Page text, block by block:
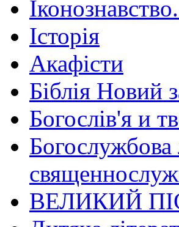
Історія
Акафісти
Біблія Новий
Богослів'я и
Богослужбова
ВЕЛИКИЙ